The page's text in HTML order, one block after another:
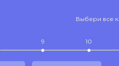
Выбери все
9 10